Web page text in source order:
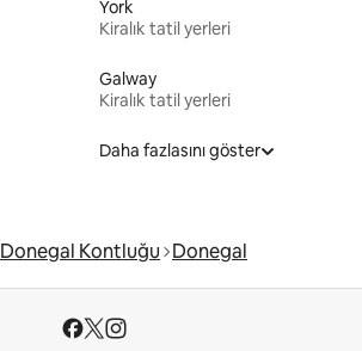
York
Kiralık tatil yerleri
Galway
Kiralık tatil yerleri
Daha fazlasını göster
Donegal Kontluğu Donegal